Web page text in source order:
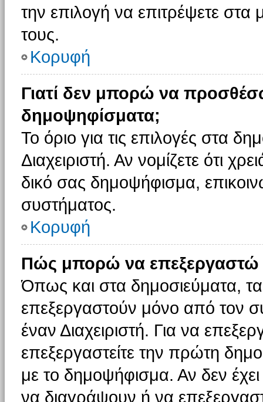
την επιλογή να επιτρέψετε στα
τους.
Κορυφή
Γιατί δεν μπορώ να
δημοψηφίσματα;
Το όριο για τις επιλογές στα
Διαχειριστή. Αν νομίζετε ότι
δικό σας δημοψήφισμα,
συστήματος.
Κορυφή
Πώς μπορώ να
Όπως και στα δημοσιεύματα,
επεξεργαστούν μόνο από τον
έναν Διαχειριστή. Για να
επεξεργαστείτε την πρώτη
με το δημοψήφισμα. Αν δεν
να διαγράψουν ή να